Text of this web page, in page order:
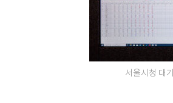
서울시청 대